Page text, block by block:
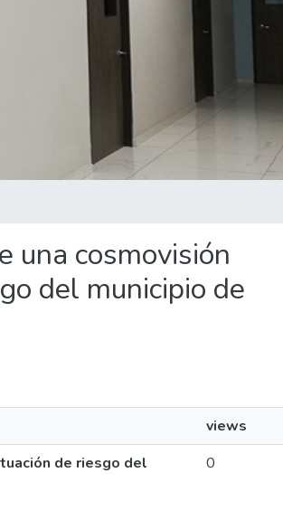
una cosmovisión
del municipio de
views
de riesgo del
0